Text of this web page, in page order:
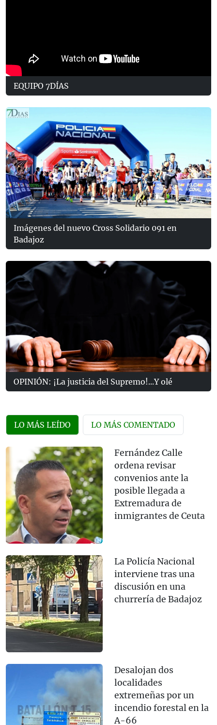
EQUIPO 7DÍAS
Imágenes del nuevo Cross Solidario 091 en
Badajoz
OPINIÓN: ¡La justicia del Supremo!...Y olé
LO MÁS LEÍDO LO MÁS COMENTADO
Fernández Calle
ordena revisar
convenios ante la
posible llegada a
Extremadura de
inmigrantes de Ceuta
La Policía Nacional
interviene tras una
discusión en una
churrería de Badajoz
Desalojan dos
localidades
extremeñas por un
incendio forestal en la
A-66